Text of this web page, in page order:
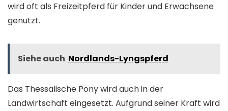
wird oft als Freizeitpferd für Kinder und Erwachsene
genutzt.
Siehe auch Nordlands-Lyngspferd
Das Thessalische Pony wird auch in der
Landwirtschaft eingesetzt. Aufgrund seiner Kraft wird